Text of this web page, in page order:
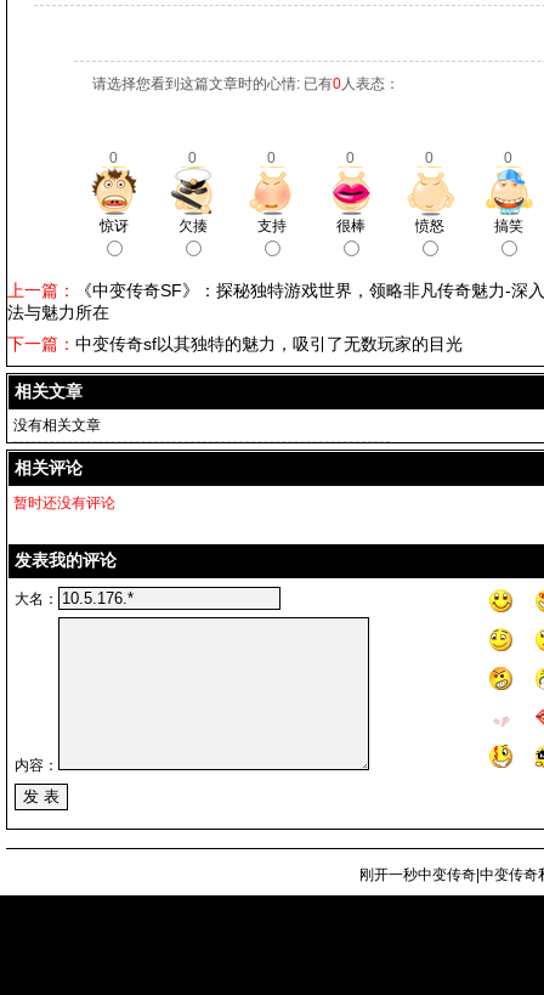
请选择您看到这篇文章时的心情: 已有0人表态：
0 0 0 0 0 0
惊讶 欠揍 支持 很棒 愤怒 搞笑
上一篇：
《中变传奇SF》：探秘独特游戏世界，领略非凡传奇魅力-深
法与魅力所在
下一篇： 中变传奇sf以其独特的魅力，吸引了无数玩家的目光
相关文章
没有相关文章
相关评论
暂时还没有评论
发表我的评论
大名：
内容：
刚开一秒中变传奇|中变传